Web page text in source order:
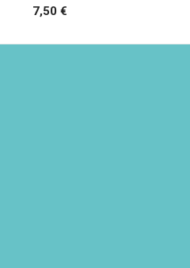
7,50 €